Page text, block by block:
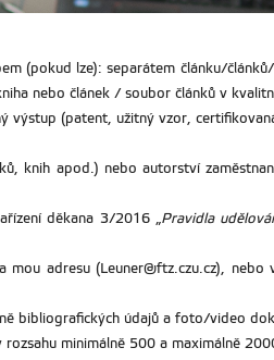
(pokud lze): separátem článku/
nebo článek / soubor článků v
výstup (patent, užitný vzor,
knih apod.) nebo autorství
děkana 3/2016 „Pravidla
mou adresu (Leuner@ftz.czu.cz),
bibliografických údajů a foto/video
minimálně 500 a maximálně